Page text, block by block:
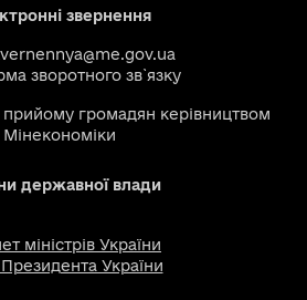
звернення
зворотного зв`язку
прийому громадян керівництвом
Мінекономіки
державної влади
міністрів України
України